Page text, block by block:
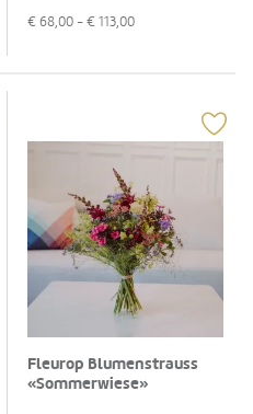
€ 68,00 - € 113,00
Fleurop Blumenstrauss
«Sommerwiese»